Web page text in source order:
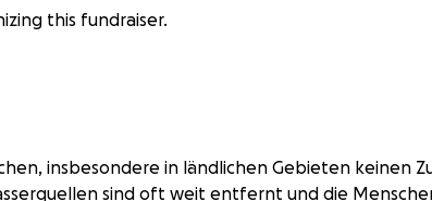
this fundraiser.
insbesondere in ländlichen Gebieten keinen
sind oft weit entfernt und die